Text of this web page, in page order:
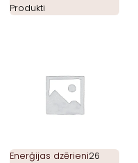
Produkti
Enerģijas dzērieni26